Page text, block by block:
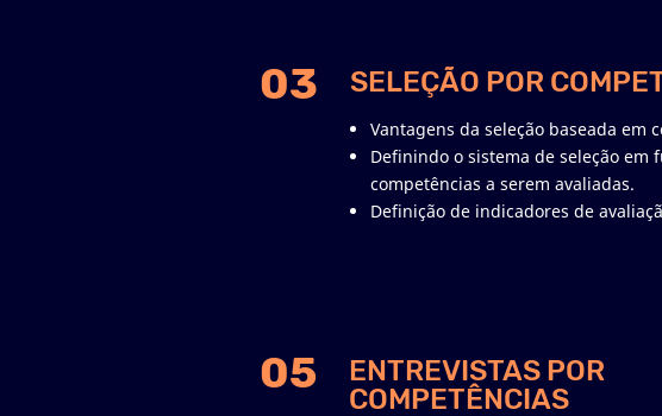
03 SELEÇÃO POR
Vantagens da seleção baseada em
Definindo o sistema de seleção em
competências a serem avaliadas.
Definição de indicadores de
05
ENTREVISTAS POR
COMPETÊNCIAS